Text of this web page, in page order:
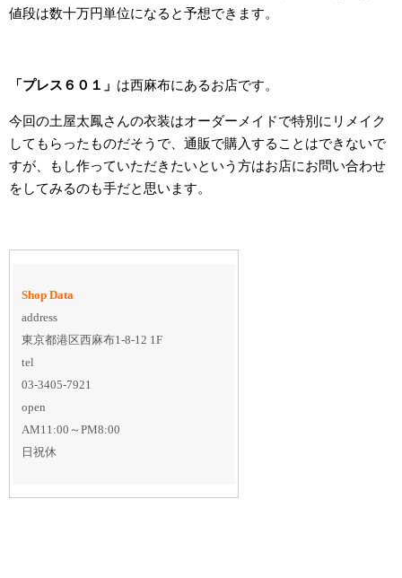
値段は数十万円単位になると予想できます。
「プレス６０１」 は西麻布にあるお店です。
今回の土屋太鳳さんの衣装はオーダーメイドで特別にリメイク
してもらったものだそうで、通販で購入することはできないで
すが、もし作っていただきたいという方はお店にお問い合わせ
をしてみるのも手だと思います。
Shop Data
address
東京都港区西麻布1-8-12 1F
tel
03-3405-7921
open
AM11:00～PM8:00
日祝休